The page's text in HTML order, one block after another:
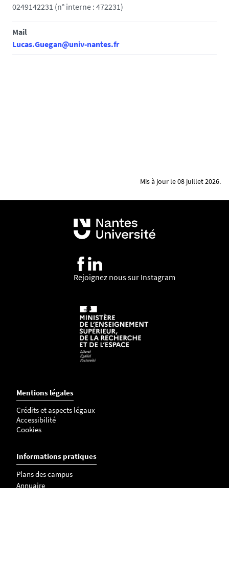
0249142231 (n° interne : 472231)
Mail
Lucas.Guegan@univ-nantes.fr
Mis à jour le 08 juillet 2026.
Rejoignez nous sur Instagram
Mentions légales
Crédits et aspects légaux
Accessibilité
Cookies
Informations pratiques
Plans des campus
Annuaire